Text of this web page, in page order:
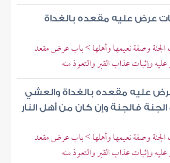
عرض عليه مقعده بالغداة
وصفة نعيمها وأهلها > باب عرض مقعد
عليه وإثبات عذاب القبر والتعوذ منه
عليه مقعده بالغداة والعشي
فالجنة وإن كان من أهل النار
وصفة نعيمها وأهلها > باب عرض مقعد
عليه وإثبات عذاب القبر والتعوذ منه